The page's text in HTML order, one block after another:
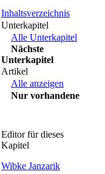
Inhaltsverzeichnis
Unterkapitel
Alle Unterkapitel
Nächste
Unterkapitel
Artikel
Alle anzeigen
Nur vorhandene
Editor für dieses
Kapitel
Wibke Janzarik